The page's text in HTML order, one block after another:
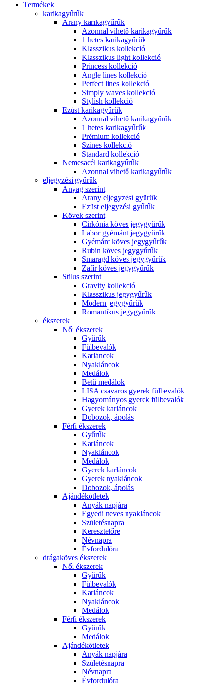
Termékek
karikagyűrűk
Arany karikagyűrűk
Azonnal vihető karikagyűrűk
1 hetes karikagyűrűk
Klasszikus kollekció
Klasszikus light kollekció
Princess kollekció
Angle lines kollekció
Perfect lines kollekció
Simply waves kollekció
Stylish kollekció
Ezüst karikagyűrűk
Azonnal vihető karikagyűrűk
1 hetes karikagyűrűk
Prémium kollekció
Színes kollekció
Standard kollekció
Nemesacél karikagyűrűk
Azonnal vihető karikagyűrűk
eljegyzési gyűrűk
Anyag szerint
Arany eljegyzési gyűrűk
Ezüst eljegyzési gyűrűk
Kövek szerint
Cirkónia köves jegygyűrűk
Labor gyémánt jegygyűrűk
Gyémánt köves jegygyűrűk
Rubin köves jegygyűrűk
Smaragd köves jegygyűrűk
Zafír köves jegygyűrűk
Stílus szerint
Gravity kollekció
Klasszikus jegygyűrűk
Modern jegygyűrűk
Romantikus jegygyűrűk
ékszerek
Női ékszerek
Gyűrűk
Fülbevalók
Karláncok
Nyakláncok
Medálok
Betű medálok
LISA csavaros gyerek fülbevalók
Hagyományos gyerek fülbevalók
Gyerek karláncok
Dobozok, ápolás
Férfi ékszerek
Gyűrűk
Karláncok
Nyakláncok
Medálok
Gyerek karláncok
Gyerek nyakláncok
Dobozok, ápolás
Ajándékötletek
Anyák napjára
Egyedi neves nyakláncok
Születésnapra
Keresztelőre
Névnapra
Évfordulóra
drágaköves ékszerek
Női ékszerek
Gyűrűk
Fülbevalók
Karláncok
Nyakláncok
Medálok
Férfi ékszerek
Gyűrűk
Medálok
Ajándékötletek
Anyák napjára
Születésnapra
Névnapra
Évfordulóra